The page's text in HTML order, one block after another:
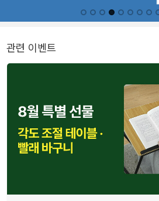
관련 이벤트